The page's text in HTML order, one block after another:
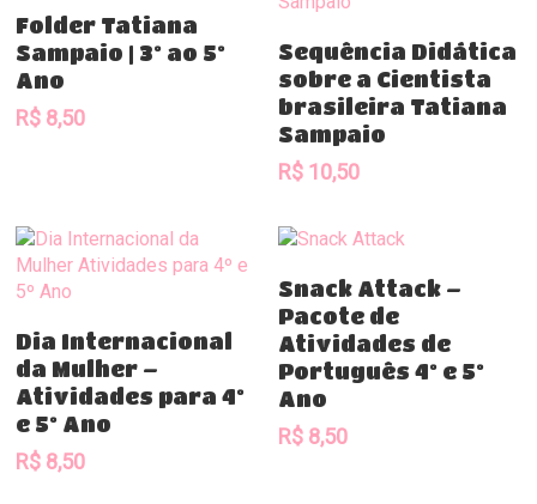
Comprar
Folder Tatiana
Sampaio | 3º ao 5º
Ano
R$ 8,50
Comprar
Sequência Didática
sobre a Cientista
brasileira Tatiana
Sampaio
R$10,50
Comprar
Dia Internacional
da Mulher –
Atividades para 4º
e 5º Ano
R$ 8,50
Comprar
Snack Attack –
Pacote de
Atividades de
Português 4º e 5º
Ano
R$8,50